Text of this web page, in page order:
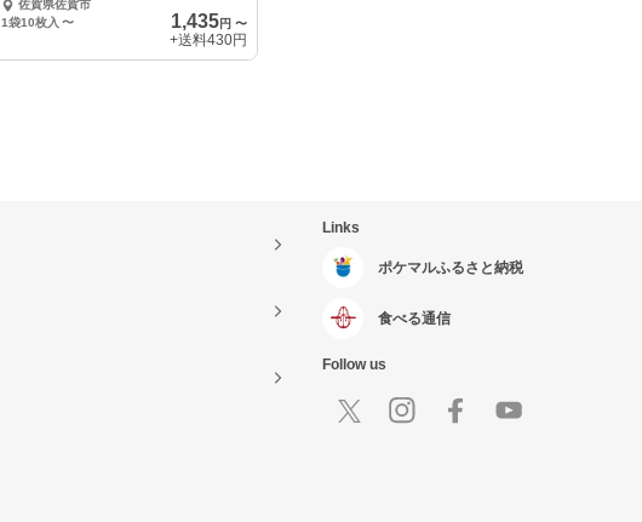
お届け
佐賀県佐賀市
1袋10枚入 〜 1,435円〜
+送料430円
Links
ポケマルふるさと納税
食べる通信
Follow us